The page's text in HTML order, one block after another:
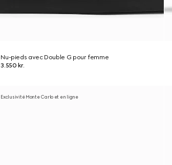
Nu-pieds avec Double G pour femme
3.550 kr.
Exclusivité Monte Carlo et en ligne